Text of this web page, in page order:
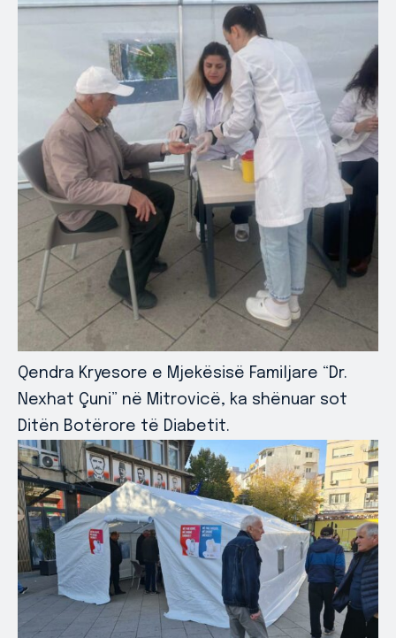
Qendra Kryesore e Mjekësisë Familjare “Dr.
Nexhat Çuni” në Mitrovicë, ka shënuar sot
Ditën Botërore të Diabetit.